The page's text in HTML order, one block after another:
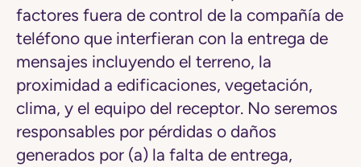
factores fuera de control de la compañía de
teléfono que interfieran con la entrega de
mensajes incluyendo el terreno, la
proximidad a edificaciones, vegetación,
clima, y el equipo del receptor. No seremos
responsables por pérdidas o daños
generados por (a) la falta de entrega,